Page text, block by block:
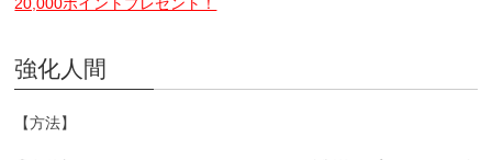
強化人間
【方法】